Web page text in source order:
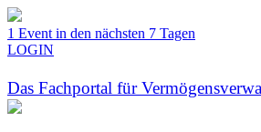
1 Event in den nächsten 7 Tagen
LOGIN
Das Fachportal für